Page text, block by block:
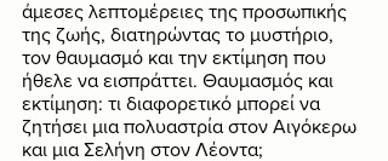
άμεσες λεπτομέρειες της προσωπικής
της ζωής, διατηρώντας το μυστήριο,
τον θαυμασμό και την εκτίμηση που
ήθελε να εισπράττει. Θαυμασμός και
εκτίμηση: τι διαφορετικό μπορεί να
ζητήσει μια πολυαστρία στον Αιγόκερω
και μια Σελήνη στον Λέοντα;